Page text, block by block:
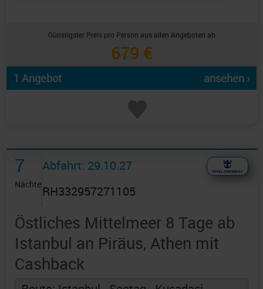
Günstigster Preis pro Person aus allen Angeboten ab
679 €
1 Angebot ansehen ›
7
Nächte
Abfahrt: 29.10.27
RH332957271105
Östliches Mittelmeer 8 Tage ab
Istanbul an Piräus, Athen mit
Cashback